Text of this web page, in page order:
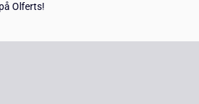
Olferts!